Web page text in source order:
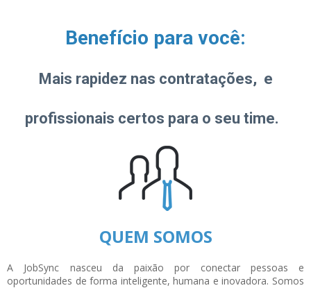
Benefício para você:
Mais rapidez nas contratações, e
profissionais certos para o seu time.
QUEM SOMOS
A JobSync nasceu da paixão por conectar pessoas e
oportunidades de forma inteligente, humana e inovadora. Somos